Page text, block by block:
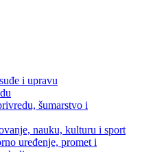
i upravu
šumarstvo i
nauku, kulturu i sport
uređenje, promet i